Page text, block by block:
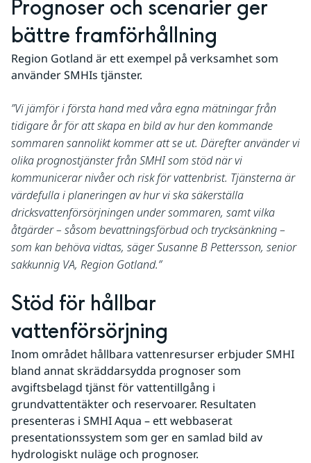
Prognoser och scenarier ger
bättre framförhållning
Region Gotland är ett exempel på verksamhet som
använder SMHIs tjänster.
Vi jämför i första hand med våra egna mätningar från
tidigare år för att skapa en bild av hur den kommande
sommaren sannolikt kommer att se ut. Därefter använder vi
olika prognostjänster från SMHI som stöd när vi
kommunicerar nivåer och risk för vattenbrist. Tjänsterna är
värdefulla i planeringen av hur vi ska säkerställa
dricksvattenförsörjningen under sommaren, samt vilka
åtgärder – såsom bevattningsförbud och trycksänkning –
som kan behöva vidtas, säger Susanne B Pettersson, senior
sakkunnig VA, Region Gotland.
Stöd för hållbar
vattenförsörjning
Inom området hållbara vattenresurser erbjuder SMHI
bland annat skräddarsydda prognoser som
avgiftsbelagd tjänst för vattentillgång i
grundvattentäkter och reservoarer. Resultaten
presenteras i SMHI Aqua – ett webbaserat
presentationssystem som ger en samlad bild av
hydrologiskt nuläge och prognoser.